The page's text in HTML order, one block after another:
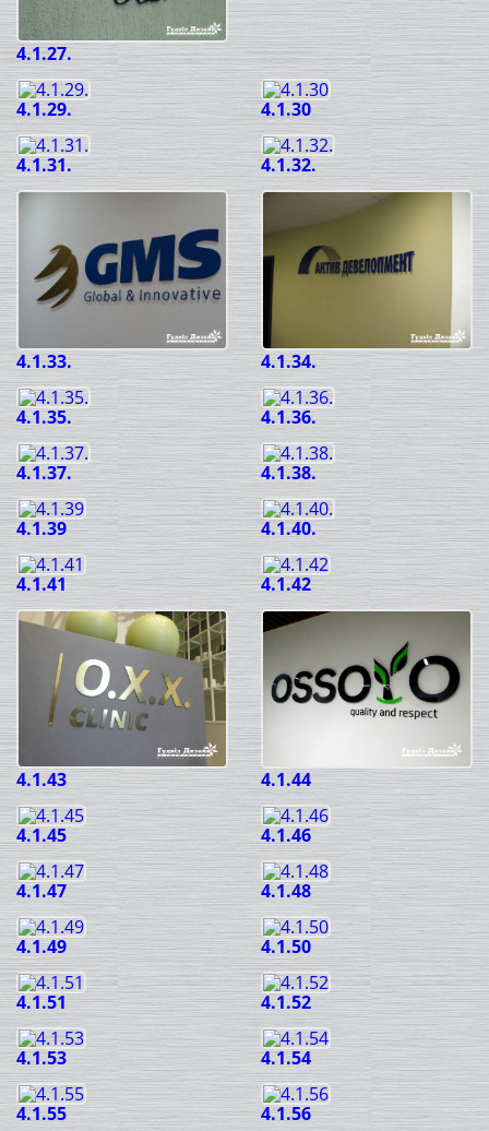
4.1.27.
4.1.29. 4.1.30
4.1.31. 4.1.32.
4.1.33. 4.1.34.
4.1.35. 4.1.36.
4.1.37. 4.1.38.
4.1.39 4.1.40.
4.1.41 4.1.42
4.1.43 4.1.44
4.1.45 4.1.46
4.1.47 4.1.48
4.1.49 4.1.50
4.1.51 4.1.52
4.1.53 4.1.54
4.1.55 4.1.56